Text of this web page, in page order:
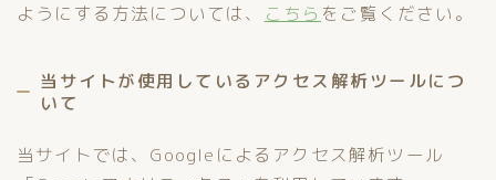
ようにする方法については、
こちら をご覧ください。
当サイトが使用しているアクセス解析ツールにつ
いて
当サイトでは、Googleによるアクセス解析ツール